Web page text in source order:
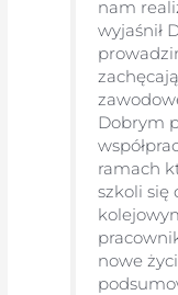
nam
wyjaśnił
Dobrym
ramach
szkoli się
nowe